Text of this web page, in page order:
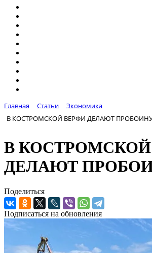
Главная Статьи
Экономика
В КОСТРОМСКОЙ ВЕРФИ ДЕЛАЮТ ПРОБОИНУ
В
ДЕЛАЮТ
Поделиться
Подписаться на обновления